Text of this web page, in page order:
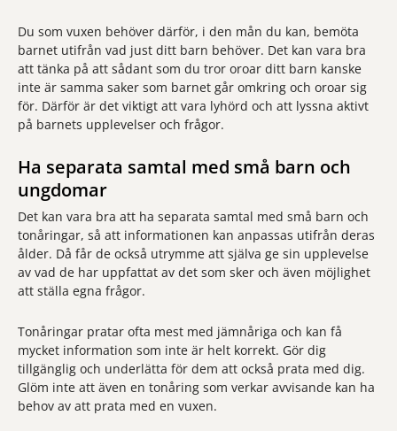
Du som vuxen behöver därför, i den mån du kan, bemöta
barnet utifrån vad just ditt barn behöver. Det kan vara bra
att tänka på att sådant som du tror oroar ditt barn kanske
inte är samma saker som barnet går omkring och oroar sig
för. Därför är det viktigt att vara lyhörd och att lyssna aktivt
på barnets upplevelser och frågor.
Ha separata samtal med små barn och
ungdomar
Det kan vara bra att ha separata samtal med små barn och
tonåringar, så att informationen kan anpassas utifrån deras
ålder. Då får de också utrymme att själva ge sin upplevelse
av vad de har uppfattat av det som sker och även möjlighet
att ställa egna frågor.
Tonåringar pratar ofta mest med jämnåriga och kan få
mycket information som inte är helt korrekt. Gör dig
tillgänglig och underlätta för dem att också prata med dig.
Glöm inte att även en tonåring som verkar avvisande kan ha
behov av att prata med en vuxen.